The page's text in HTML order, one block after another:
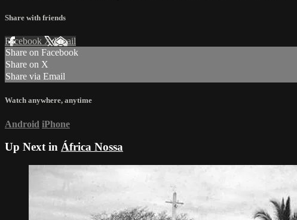
Share with friends
Facebook XEmail
Share on Facebook
Share on X
Share via Email
Watch anywhere, anytime
Android iPhone
Up Next in África Nossa